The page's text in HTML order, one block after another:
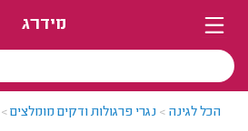
מידרג
הכל לגינה > נגרי פרגולות ודקים מומלצים>